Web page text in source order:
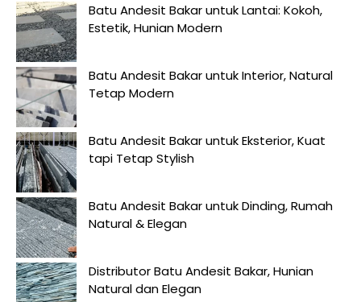
Batu Andesit Bakar untuk Lantai: Kokoh,
Estetik, Hunian Modern
Batu Andesit Bakar untuk Interior, Natural
Tetap Modern
Batu Andesit Bakar untuk Eksterior, Kuat
tapi Tetap Stylish
Batu Andesit Bakar untuk Dinding, Rumah
Natural & Elegan
Distributor Batu Andesit Bakar, Hunian
Natural dan Elegan